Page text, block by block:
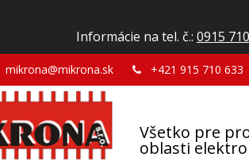
Informácie na tel. č.: 0915
Všetko pre
oblasti
mikrona@mikrona.sk +421 915 710 633